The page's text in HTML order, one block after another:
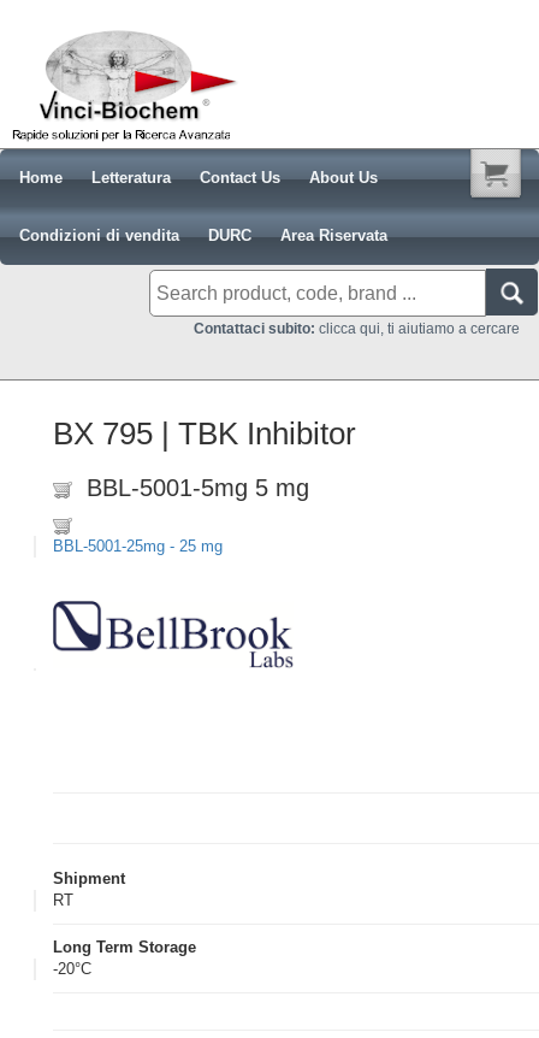
Home Letteratura Contact Us About Us
Condizioni di vendita DURC Area Riservata
Contattaci subito: clicca qui, ti aiutiamo a cercare
BX 795 | TBK Inhibitor
BBL-5001-5mg 5 mg
BBL-5001-25mg - 25 mg
Shipment
RT
Long Term Storage
-20°C